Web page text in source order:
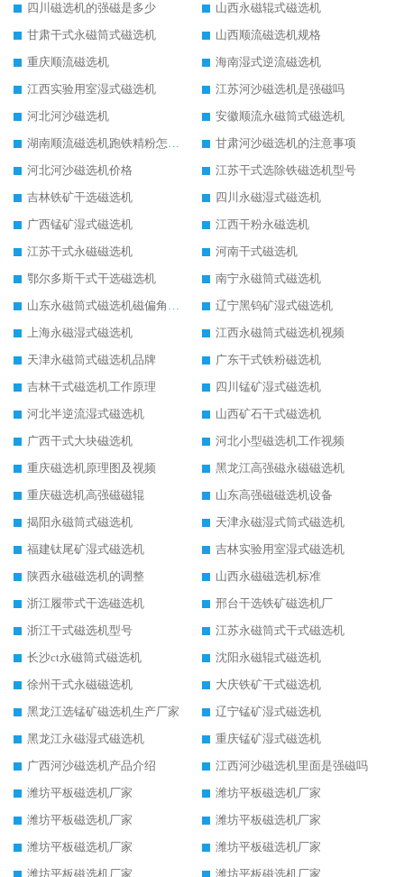
四川磁选机的强磁是多少
山西永磁辊式磁选机
甘肃干式永磁筒式磁选机
山西顺流磁选机规格
重庆顺流磁选机
海南湿式逆流磁选机
江西实验用室湿式磁选机
江苏河沙磁选机是强磁吗
河北河沙磁选机
安徽顺流永磁筒式磁选机
湖南顺流磁选机跑铁精粉怎么处理
甘肃河沙磁选机的注意事项
河北河沙磁选机价格
江苏干式选除铁磁选机型号
吉林铁矿干选磁选机
四川永磁湿式磁选机
广西锰矿湿式磁选机
江西干粉永磁选机
江苏干式永磁磁选机
河南干式磁选机
鄂尔多斯干式干选磁选机
南宁永磁筒式磁选机
山东永磁筒式磁选机磁偏角怎么调整
辽宁黑钨矿湿式磁选机
上海永磁湿式磁选机
江西永磁筒式磁选机视频
天津永磁筒式磁选机品牌
广东干式铁粉磁选机
吉林干式磁选机工作原理
四川锰矿湿式磁选机
河北半逆流湿式磁选机
山西矿石干式磁选机
广西干式大块磁选机
河北小型磁选机工作视频
重庆磁选机原理图及视频
黑龙江高强磁永磁磁选机
重庆磁选机高强磁磁辊
山东高强磁磁选机设备
揭阳永磁筒式磁选机
天津永磁湿式筒式磁选机
福建钛尾矿湿式磁选机
吉林实验用室湿式磁选机
陕西永磁磁选机的调整
山西永磁磁选机标准
浙江履带式干选磁选机
邢台干选铁矿磁选机厂
浙江干式磁选机型号
江苏永磁筒式干式磁选机
长沙ct永磁筒式磁选机
沈阳永磁辊式磁选机
徐州干式永磁磁选机
大庆铁矿干式磁选机
黑龙江选锰矿磁选机生产厂家
辽宁锰矿湿式磁选机
黑龙江永磁湿式磁选机
重庆锰矿湿式磁选机
广西河沙磁选机产品介绍
江西河沙磁选机里面是强磁吗
潍坊平板磁选机厂家
潍坊平板磁选机厂家
潍坊平板磁选机厂家
潍坊平板磁选机厂家
潍坊平板磁选机厂家
潍坊平板磁选机厂家
潍坊平板磁选机厂家
潍坊平板磁选机厂家